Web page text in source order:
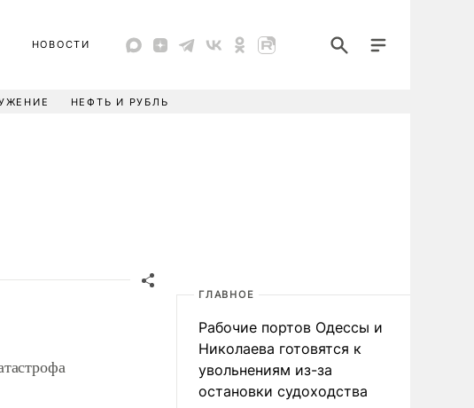
НОВОСТИ
НЕФТЬ И РУБЛЬ
ГЛАВНОЕ
Рабочие портов Одессы и
Николаева готовятся к
увольнениям из-за
остановки судоходства